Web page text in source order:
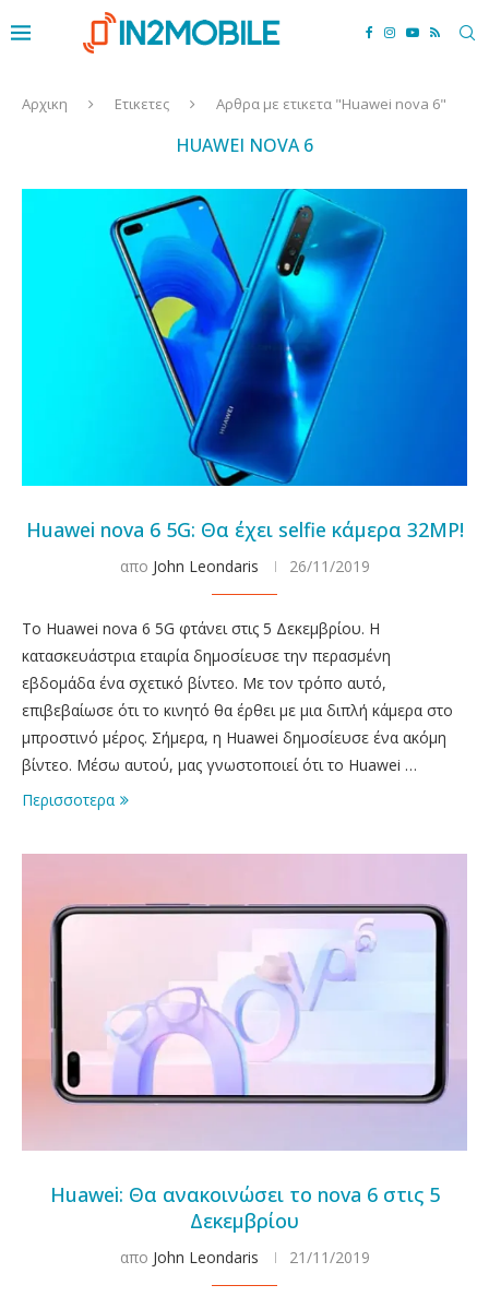
Αρχικη Ετικετες Αρθρα με ετικετα "Huawei nova 6"
HUAWEI NOVA 6
Huawei nova 6 5G: Θα έχει selfie κάμερα 32MP!
απο John Leondaris 26/11/2019
Το Huawei nova 6 5G φτάνει στις 5 Δεκεμβρίου. Η
κατασκευάστρια εταιρία δημοσίευσε την περασμένη
εβδομάδα ένα σχετικό βίντεο. Με τον τρόπο αυτό,
επιβεβαίωσε ότι το κινητό θα έρθει με μια διπλή κάμερα στο
μπροστινό μέρος. Σήμερα, η Huawei δημοσίευσε ένα ακόμη
βίντεο. Μέσω αυτού, μας γνωστοποιεί ότι το Huawei …
Περισσοτερα
Huawei: Θα ανακοινώσει το nova 6 στις 5
Δεκεμβρίου
απο John Leondaris 21/11/2019